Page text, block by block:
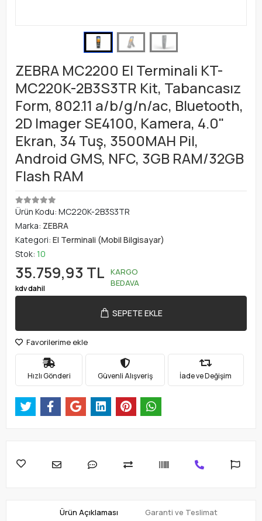
ZEBRA MC2200 El Terminali KT-
MC220K-2B3S3TR Kit, Tabancasız
Form, 802.11 a/b/g/n/ac, Bluetooth,
2D Imager SE4100, Kamera, 4.0"
Ekran, 34 Tuş, 3500MAH Pil,
Android GMS, NFC, 3GB RAM/32GB
Flash RAM
Ürün Kodu: MC220K-2B3S3TR
Marka: ZEBRA
Kategori: El Terminali (Mobil Bilgisayar)
Stok: 10
35.759,93 TL
kdv dahil
KARGO
BEDAVA
SEPETE EKLE
Favorilerime ekle
Hızlı Gönderi Güvenli Alışveriş İade ve Değişim
Ürün Açıklaması Garanti ve Teslimat